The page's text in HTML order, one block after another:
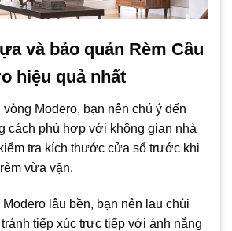
và bảo quản Rèm Cầu
hiệu quả nhất
vòng Modero, bạn nên chú ý đến
cách phù hợp với không gian nhà
tra kích thước cửa sổ trước khi
vừa vặn.
lâu bền, bạn nên lau chùi
tiếp xúc trực tiếp với ánh nắng